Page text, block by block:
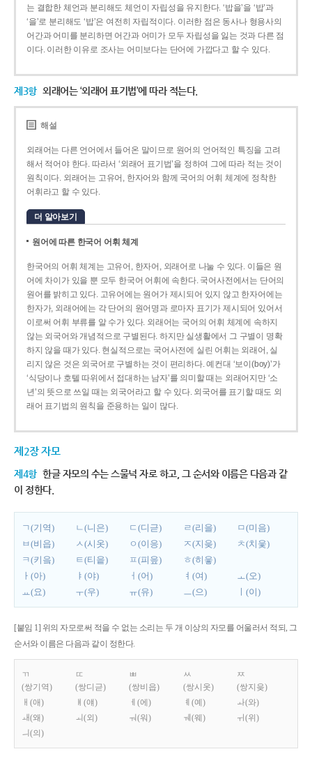
는 결합한 체언과 분리해도 체언이 자립성을 유지한다. ‘밥을’을 ‘밥’과
‘을’로 분리해도 ‘밥’은 여전히 자립적이다. 이러한 점은 동사나 형용사의
어간과 어미를 분리하면 어간과 어미가 모두 자립성을 잃는 것과 다른 점
이다. 이러한 이유로 조사는 어미보다는 단어에 가깝다고 할 수 있다.
제3항 외래어는 ‘외래어 표기법’에 따라 적는다.
해설
외래어는 다른 언어에서 들어온 말이므로 원어의 언어적인 특징을 고려
해서 적어야 한다. 따라서 ‘외래어 표기법’을 정하여 그에 따라 적는 것이
원칙이다. 외래어는 고유어, 한자어와 함께 국어의 어휘 체계에 정착한
어휘라고 할 수 있다.
더 알아보기
원어에 따른 한국어 어휘 체계
한국어의 어휘 체계는 고유어, 한자어, 외래어로 나눌 수 있다. 이들은 원
어에 차이가 있을 뿐 모두 한국어 어휘에 속한다. 국어사전에서는 단어의
원어를 밝히고 있다. 고유어에는 원어가 제시되어 있지 않고 한자어에는
한자가, 외래어에는 각 단어의 원어명과 로마자 표기가 제시되어 있어서
이로써 어휘 부류를 알 수가 있다. 외래어는 국어의 어휘 체계에 속하지
않는 외국어와 개념적으로 구별된다. 하지만 실생활에서 그 구별이 명확
하지 않을 때가 있다. 현실적으로는 국어사전에 실린 어휘는 외래어, 실
리지 않은 것은 외국어로 구별하는 것이 편리하다. 예컨대 ‘보이(boy)’가
‘식당이나 호텔 따위에서 접대하는 남자’를 의미할 때는 외래어지만 ‘소
년’의 뜻으로 쓰일 때는 외국어라고 할 수 있다. 외국어를 표기할 때도 외
래어 표기법의 원칙을 준용하는 일이 많다.
제2장 자모
제4항 한글 자모의 수는 스물넉 자로 하고, 그 순서와 이름은 다음과 같
이 정한다.
ㄱ(기역) ㄴ(니은) ㄷ(디귿) ㄹ(리을)
ㅁ(미음)
ㅂ(비읍)
ㅅ(시옷) ㅇ(이응) ㅈ(지읒)
ㅊ(치읓)
ㅋ(키읔)
ㅌ(티읕) ㅍ(피읖)
ㅎ(히읗)
ㅏ(아)
ㅑ(야) ㅓ(어) ㅕ(여)
ㅗ(오)
ㅛ(요)
ㅜ(우) ㅠ(유) ㅡ(으) ㅣ(이)
[붙임 1] 위의 자모로써 적을 수 없는 소리는 두 개 이상의 자모를 어울러서 적되, 그
순서와 이름은 다음과 같이 정한다.
ㄲ
(쌍기역)
ㄸ
(쌍디귿)
ㅃ
(쌍비읍)
ㅆ
(쌍시옷)
ㅉ
(쌍지읒)
ㅐ(애)
ㅒ(얘) ㅔ(에) ㅖ(예)
ㅘ(와)
ㅙ(왜)
ㅚ(외) ㅝ(워) ㅞ(웨)
ㅟ(위)
ㅢ(의)